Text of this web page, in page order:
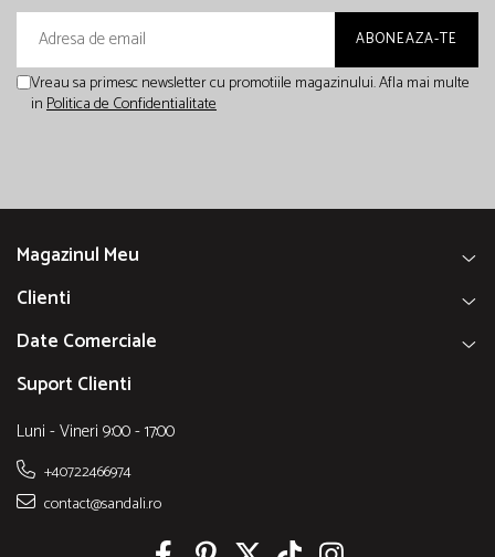
Vreau sa primesc newsletter cu promotiile magazinului. Afla mai multe
inPolitica de Confidentialitate
Magazinul Meu
Clienti
Date Comerciale
Suport Clienti
Luni - Vineri 9:00 - 17:00
+40722466974
contact@sandali.ro